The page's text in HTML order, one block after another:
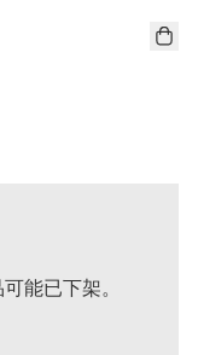
能已下架。